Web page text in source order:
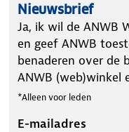
Nieuwsbrief
Ja, ik wil de ANWB
en geef ANWB
benaderen over de
ANWB (web)winkel
*Alleen voor leden
E-mailadres